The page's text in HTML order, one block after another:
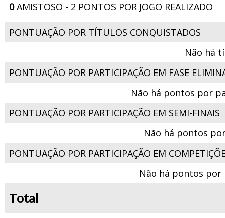
0AMISTOSO - 2 PONTOS POR JOGO REALIZADO
PONTUAÇÃO POR TÍTULOS CONQUISTADOS
Não há
PONTUAÇÃO POR PARTICIPAÇÃO EM FASE
Não há pontos por
PONTUAÇÃO POR PARTICIPAÇÃO EM SEMI-FINAIS
Não há pontos
PONTUAÇÃO POR PARTICIPAÇÃO EM
Não há pontos
Total